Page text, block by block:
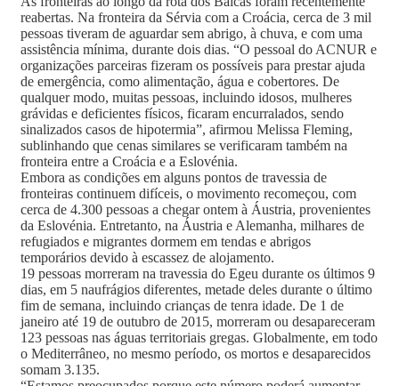
reabertas. Na fronteira da Sérvia com a Croácia, cerca de 3 mil
pessoas tiveram de aguardar sem abrigo, à chuva, e com uma
assistência mínima, durante dois dias. “O pessoal do ACNUR e
organizações parceiras fizeram os possíveis para prestar ajuda
de emergência, como alimentação, água e cobertores. De
qualquer modo, muitas pessoas, incluindo idosos, mulheres
grávidas e deficientes físicos, ficaram encurralados, sendo
sinalizados casos de hipotermia”, afirmou Melissa Fleming,
sublinhando que cenas similares se verificaram também na
fronteira entre a Croácia e a Eslovénia.
Embora as condições em alguns pontos de travessia de
fronteiras continuem difíceis, o movimento recomeçou, com
cerca de 4.300 pessoas a chegar ontem à Áustria, provenientes
da Eslovénia. Entretanto, na Áustria e Alemanha, milhares de
refugiados e migrantes dormem em tendas e abrigos
temporários devido à escassez de alojamento.
19 pessoas morreram na travessia do Egeu durante os últimos 9
dias, em 5 naufrágios diferentes, metade deles durante o último
fim de semana, incluindo crianças de tenra idade. De 1 de
janeiro até 19 de outubro de 2015, morreram ou desapareceram
123 pessoas nas águas territoriais gregas. Globalmente, em todo
o Mediterrâneo, no mesmo período, os mortos e desaparecidos
somam 3.135.